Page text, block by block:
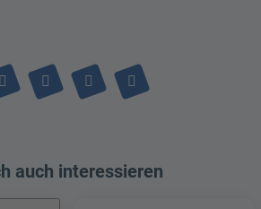
auch interessieren